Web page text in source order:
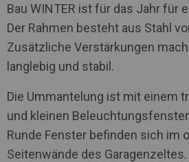
Bau WINTER ist für das Jahr für
Der Rahmen besteht aus Stahl
Zusätzliche Verstärkungen
langlebig und stabil.
Die Ummantelung ist mit einem
und kleinen
Runde Fenster befinden sich im
Seitenwände des